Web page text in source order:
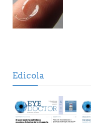
Edicola